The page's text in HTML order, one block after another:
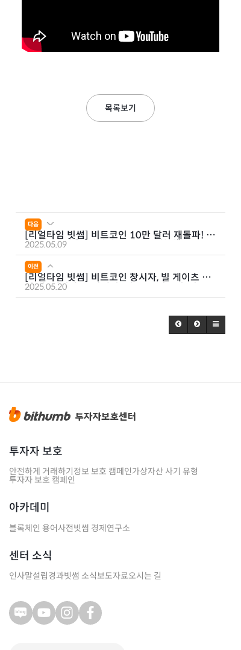
목록보기
다음
[리얼타임 빗썸] 비트코인 10만 달러 재돌파! ㅣ
미 재무장관 “가상자산 국채 수요 확대”
2025.05.09
이전
[리얼타임 빗썸] 비트코인 창시자, 빌 게이츠 추
월! ㅣ 대선 후보 이재명·김문수·이준석, 비트코
인 ETF 지지
2025.05.20
투자자 보호
안전하게 거래하기정보 보호 캠페인가상자산 사기 유형
투자자 보호 캠페인
아카데미
블록체인 용어사전빗썸 경제연구소
센터 소식
인사말설립경과빗썸 소식보도자료오시는 길